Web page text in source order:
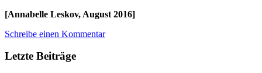
[Annabelle Leskov, August 2016]
Schreibe einen Kommentar
Letzte Beiträge